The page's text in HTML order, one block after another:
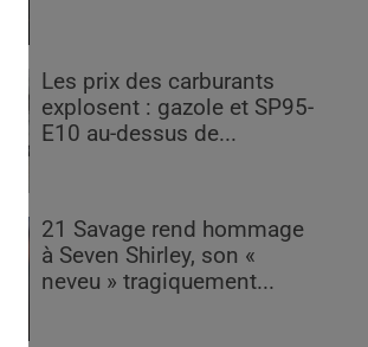
Les prix des carburants
explosent : gazole et SP95-
E10 au-dessus de...
21 Savage rend hommage
à Seven Shirley, son «
neveu » tragiquement...